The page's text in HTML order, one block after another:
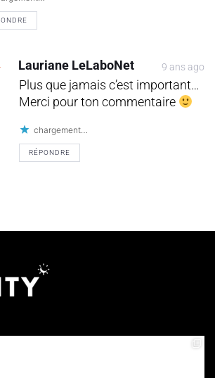
Lauriane LeLaboNet 9 ans ago
Plus que jamais c’est important…
Merci pour ton commentaire
chargement…
RÉPONDRE